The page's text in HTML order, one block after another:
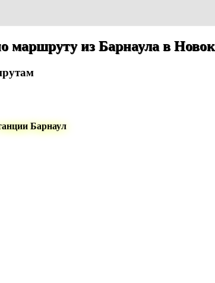
маршруту из Барнаула в
Барнаул